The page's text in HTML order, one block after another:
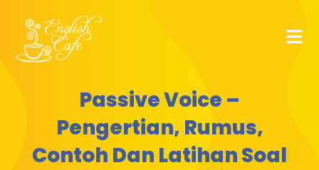
Passive Voice –
Pengertian, Rumus,
Contoh Dan Latihan Soal